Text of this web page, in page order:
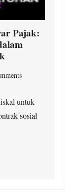
Pajak:
untuk
sosial